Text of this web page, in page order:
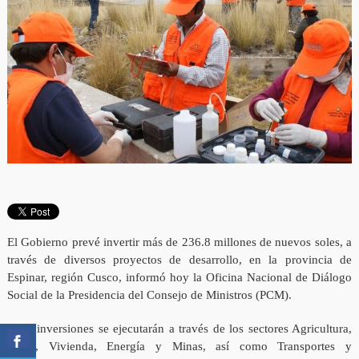
El Gobierno prevé invertir más de 236.8 millones de nuevos soles, a
través de diversos proyectos de desarrollo, en la provincia de
Espinar, región Cusco, informó hoy la Oficina Nacional de Diálogo
Social de la Presidencia del Consejo de Ministros (PCM).
Estas inversiones se ejecutarán a través de los sectores Agricultura,
Salud, Vivienda, Energía y Minas, así como Transportes y